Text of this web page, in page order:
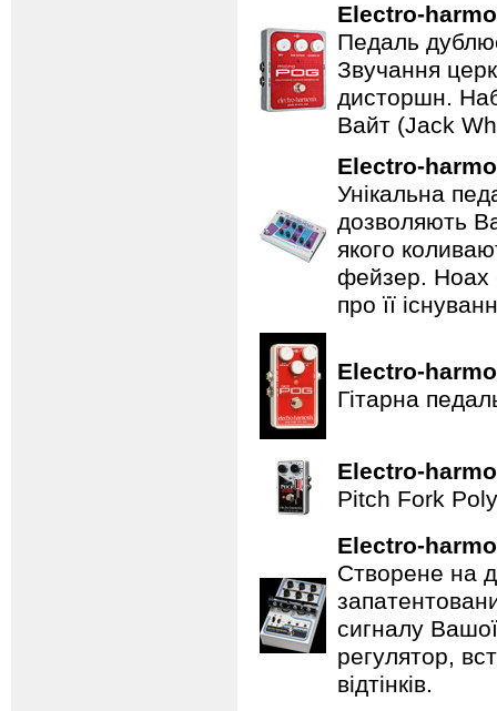
Electro-
Педаль
Звучання
дисторшн.
Вайт (Jack
Electro-
Унікальна
дозволяють
якого
фейзер. Hoax
про її
Electro-
Гітарна
Electro-
Pitch Fork
Electro-
Створене на
сигналу
регулятор,
відтінків.